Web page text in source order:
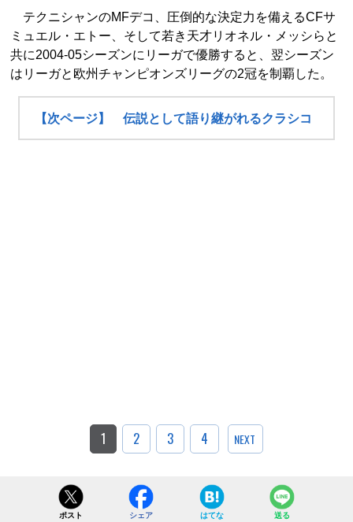
テクニシャンのMFデコ、圧倒的な決定力を備えるCFサ
ミュエル・エトー、そして若き天才リオネル・メッシらと
共に2004-05シーズンにリーガで優勝すると、翌シーズン
はリーガと欧州チャンピオンズリーグの2冠を制覇した。
【次ページ】 伝説として語り継がれるクラシコ
1 2 3 4 NEXT
ポスト シェア はてな 送る